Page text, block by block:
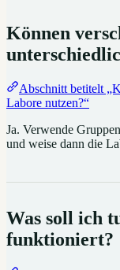
Können
Abschnitt betitelt
Labore nutzen?“
Ja. Verwende
und weise dann die
Was soll ich
funktioniert?